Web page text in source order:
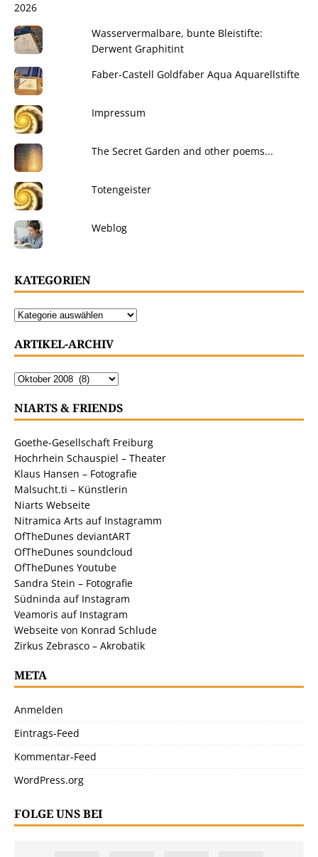
Wasservermalbare, bunte Bleistifte:
Derwent Graphitint
Faber-Castell Goldfaber Aqua Aquarellstifte
Impressum
The Secret Garden and other poems...
Totengeister
Weblog
KATEGORIEN
ARTIKEL-ARCHIV
NIARTS & FRIENDS
Goethe-Gesellschaft Freiburg
Hochrhein Schauspiel – Theater
Klaus Hansen – Fotografie
Malsucht.ti – Künstlerin
Niarts Webseite
Nitramica Arts auf Instagramm
OfTheDunes deviantART
OfTheDunes soundcloud
OfTheDunes Youtube
Sandra Stein – Fotografie
Südninda auf Instagram
Veamoris auf Instagram
Webseite von Konrad Schlude
Zirkus Zebrasco – Akrobatik
META
Anmelden
Eintrags-Feed
Kommentar-Feed
WordPress.org
FOLGE UNS BEI